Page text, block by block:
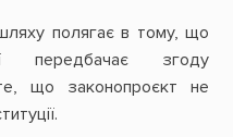
полягає в тому, що
передбачає згоду
що законопроєкт не